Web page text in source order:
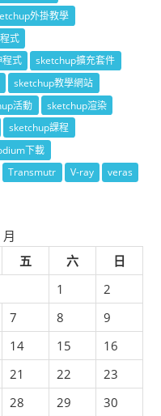
外掛教學
式
式
sketchup擴充套件
sketchup教學網站
活動
sketchup渲染
sketchup課程
下載
Transmutr V-ray
veras
五 六
日
1
2
7 8
9
14 15
16
21 22
23
28 29
30